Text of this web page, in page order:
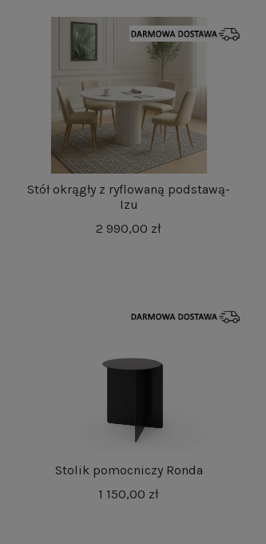
Stół okrągły z ryflowaną podstawą-
Izu
2 990,00 zł
Stolik pomocniczy Ronda
1 150,00 zł